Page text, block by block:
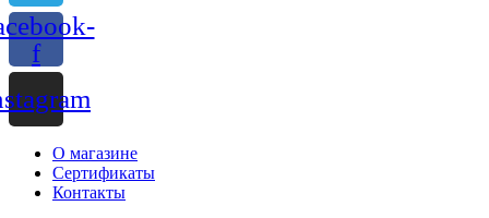
f
О магазине
Сертификаты
Контакты